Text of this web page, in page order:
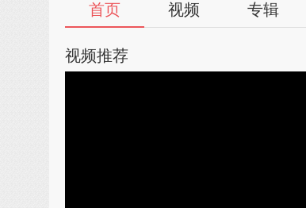
首页 视频 专辑
视频推荐